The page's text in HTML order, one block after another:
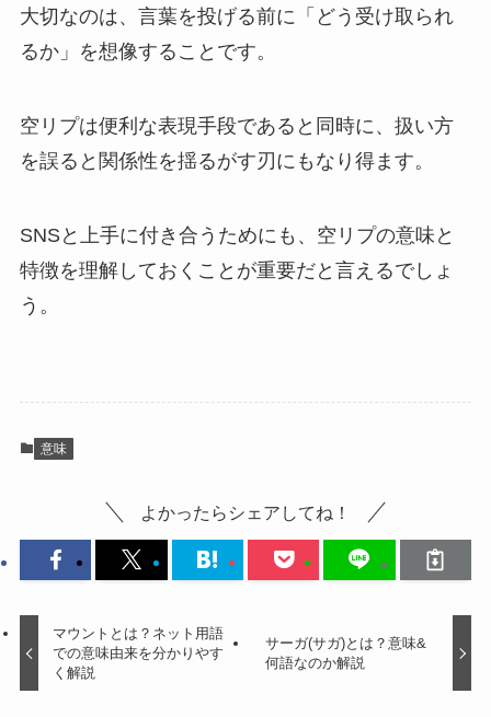
大切なのは、言葉を投げる前に「どう受け取られ
るか」を想像することです。
空リプは便利な表現手段であると同時に、扱い方
を誤ると関係性を揺るがす刃にもなり得ます。
SNSと上手に付き合うためにも、空リプの意味と
特徴を理解しておくことが重要だと言えるでしょ
う。
意味
よかったらシェアしてね！
マウントとは？ネット用語
での意味由来を分かりやす
く解説
サーガ(サガ)とは？意味&
何語なのか解説